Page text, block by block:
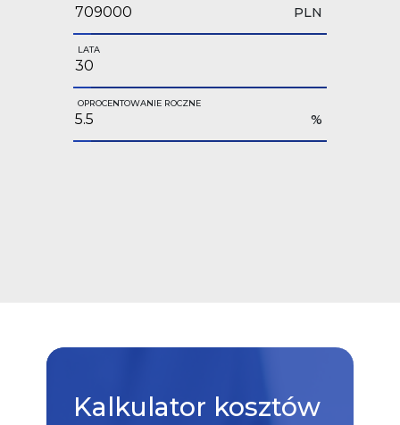
PLN
LATA
OPROCENTOWANIE ROCZNE
%
Kalkulator kosztów